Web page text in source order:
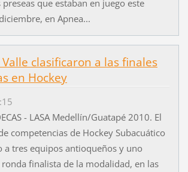
preseas que estaban en juego este
en Apnea...
clasificaron a las finales
en Hockey
- LASA Medellín/Guatapé 2010. El
competencias de Hockey Subacuático
a tres equipos antioqueños y uno
finalista de la modalidad, en las